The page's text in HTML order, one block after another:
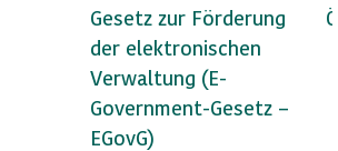
Gesetz zur Förderung
der elektronischen
Verwaltung (E-
Government-Gesetz –
EGovG)